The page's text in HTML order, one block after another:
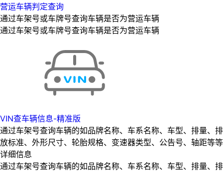
营运车辆判定查询
通过车架号或车牌号查询车辆是否为营运车辆
通过车架号或车牌号查询车辆是否为营运车辆
VIN查车辆信息-精准版
通过车架号查询车辆的如品牌名称、车系名称、车型、排量、排
放标准、外形尺寸、轮胎规格、变速器类型、公告号、轴距等等
详细信息
通过车架号查询车辆的如品牌名称、车系名称、车型、排量、排